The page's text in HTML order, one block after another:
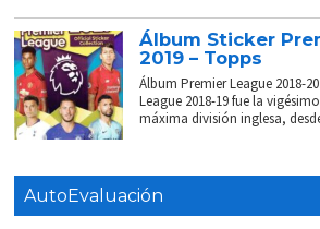
Álbum Sticker
2019 – Topps
Álbum Premier League 2018-
League 2018-19 fue la
máxima división inglesa,
AutoEvaluación